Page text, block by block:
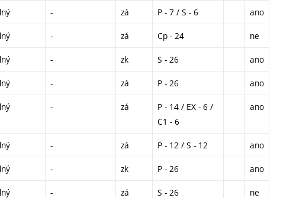
- zá P - 7 / S - 6 ano
- zá Cp - 24 ne
- zk S - 26 ano
- zá P - 26 ano
- zá
P - 14 / EX - 6 /
C1 - 6
ano
- zá P - 12 / S - 12 ano
- zk P - 26 ano
- zá S - 26 ne